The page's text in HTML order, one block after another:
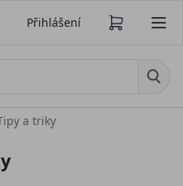
Přihlášení
a triky